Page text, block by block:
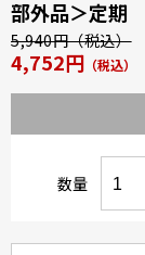
部外品＞定期
5,940円（税込）
4,752円 （税込）
数量